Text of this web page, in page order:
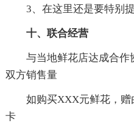
3、在这里还是要特别提
十、联合经营
与当地鲜花店达成合作
双方销售量
如购买XXX元鲜花，赠
卡